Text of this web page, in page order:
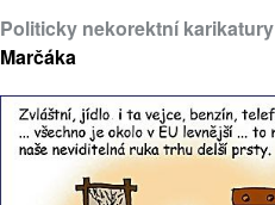
Politicky nekorektní karikatury
Marčáka